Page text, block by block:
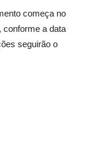
começa no
conforme a data
seguirão o